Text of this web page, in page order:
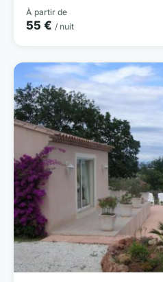
À partir de
55 € / nuit